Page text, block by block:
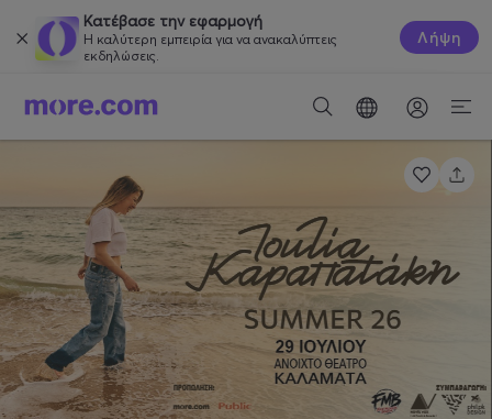
Κατέβασε την εφαρμογή
Η καλύτερη εμπειρία για να ανακαλύπτεις
εκδηλώσεις.
Λήψη